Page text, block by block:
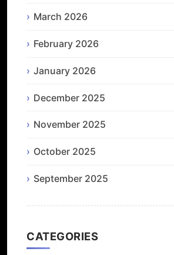
March 2026
February 2026
January 2026
December 2025
November 2025
October 2025
September 2025
CATEGORIES